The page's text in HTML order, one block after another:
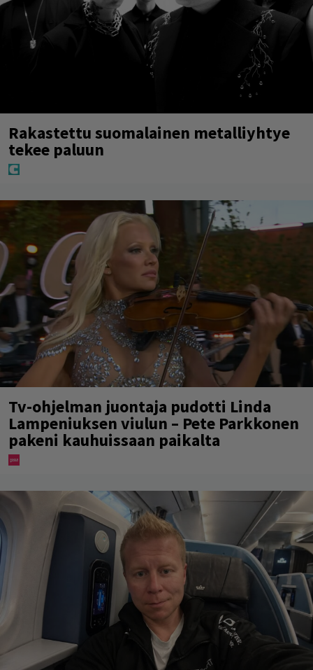
Rakastettu suomalainen metalliyhtye
tekee paluun
Tv-ohjelman juontaja pudotti Linda
Lampeniuksen viulun – Pete Parkkonen
pakeni kauhuissaan paikalta